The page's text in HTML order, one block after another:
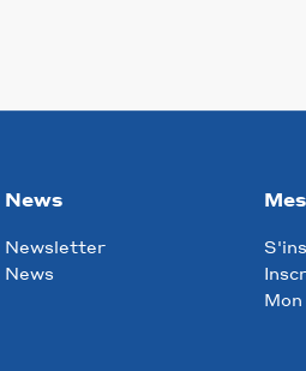
News
Newsletter
News